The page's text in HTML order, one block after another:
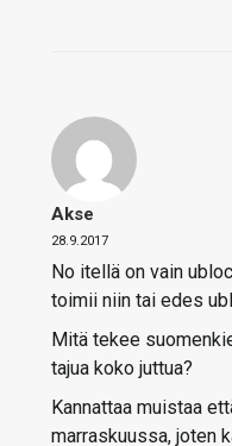
Akse
28.9.2017
No itellä on vain
toimii niin tai edes
Mitä tekee
tajua koko juttua?
Kannattaa muistaa
marraskuussa, joten